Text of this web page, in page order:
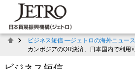
ビジネス短信 ―ジェトロの海外ニュース
カンボジアのQR決済、日本国内で利用